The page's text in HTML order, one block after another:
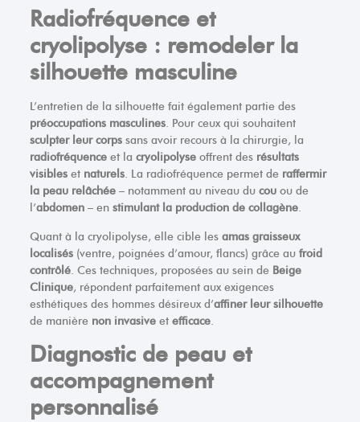
Radiofréquence et
cryolipolyse : remodeler la
silhouette masculine
L’entretien de la silhouette fait également partie des
préoccupations masculines. Pour ceux qui souhaitent
sculpter leur corpssans avoir recours à la chirurgie, la
radiofréquenceet la cryolipolyseoffrent des résultats
visibleset naturels. La radiofréquence permet de raffermir
la peau relâchée– notamment au niveau du couou de
l’abdomen– en stimulant la production de collagène.
Quant à la cryolipolyse, elle cible les amas graisseux
localisés(ventre, poignées d’amour, flancs) grâce au froid
contrôlé. Ces techniques, proposées au sein de Beige
Clinique, répondent parfaitement aux exigences
esthétiques des hommes désireux d’affiner leur silhouette
de manière non invasiveet efficace.
Diagnostic de peau et
accompagnement
personnalisé